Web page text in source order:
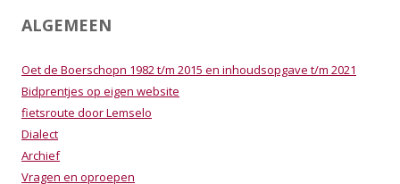
ALGEMEEN
Oet de Boerschopn 1982 t/m 2015 en inhoudsopgave t/m 2021
Bidprentjes op eigen website
fietsroute door Lemselo
Dialect
Archief
Vragen en oproepen